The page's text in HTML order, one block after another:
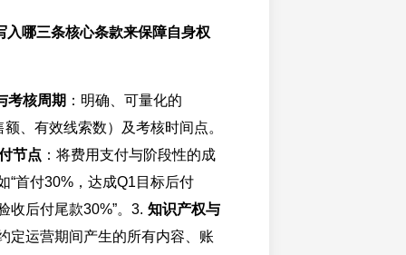
入哪三条核心条款来保障自身权
考核周期 ：明确、可量化的
、有效线索数）及考核时间点。
节点 ：将费用支付与阶段性的成
“首付30%，达成Q1目标后付
收后付尾款30%”。3. 知识产权与
定运营期间产生的所有内容、账